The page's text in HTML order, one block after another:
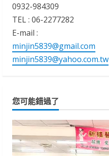
0932-984309
TEL : 06-2277282
E-mail :
minjin5839@gmail.com
minjin5839@yahoo.com.tw
您可能錯過了